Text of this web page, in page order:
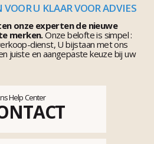
U KLAAR VOOR ADVIES
onze experten de nieuwe
merken.Onze belofte is simpel :
dienst, U bijstaan met ons
juiste en aangepaste keuze bij uw
Help Center